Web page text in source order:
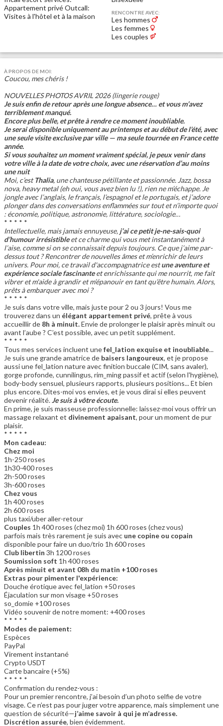
Appartement privéOutcall:
Visites à l'hôtel et à la maison
RENCONTRE AVEC:
Les hommes
Les femmes
Les couples
À PROPOS DE MOI:
Coucou, mes chéris !
NOUVELLES PHOTOS AVRIL 2026 (lingerierouge)
Je suis enfin de retour après une longue absence… et vous m’avez
terriblement manqué.
Encore plus belle, et prête à rendre ce moment inoubliable.
Je serai disponible uniquement au printemps et au début de l’été, avec
une seule visite exclusive par ville — ma seule tournée en France cette
année.
Si vous souhaitez un moment vraiment spécial, je peux venir dans
votre ville à la date de votre choix, avec une réservation d’au moins
une nuit
Moi, c’estThalia, une chanteuse pétillante et passionnée. Jazz, bossa
nova, heavy metal (eh oui, vous avez bien lu !), rien ne m’échappe. Je
jongle avec l’anglais, le français, l’espagnol et le portugais, et j’adore
plonger dans des conversations enflammées sur tout et n’importe quoi
: économie, politique, astronomie, littérature, sociologie…
* * * * *
Intellectuelle, mais jamais ennuyeuse, j’ai ce petit je-ne-sais-quoi
d’humour irrésistibleet ce charme qui vous met instantanément à
l’aise, comme si on se connaissait depuis toujours. Ce que j’aime par-
dessus tout ? Rencontrer de nouvelles âmes et m’enrichir de leurs
univers. Pour moi, ce travail d'accompagnatrice estune aventure et
expérience sociale fascinanteet enrichissante qui me nourrit, me fait
vibrer et m'aide à grandir et m’épanouir en tant qu’être humain. Alors,
prêts à embarquer avec moi ?
* * * * *
Je suis dans votre ville, mais juste pour 2 ou 3 jours! Vous me
trouverez dans un élégant appartement privé, prête à vous
accueillir de 8h à minuit.Envie de prolonger le plaisir après minuit ou
avant l’aube ? C’est possible, avec un petit supplément.
* * * * *
Tous mes services incluent unefel_lation exquise et inoubliable...
Je suis une grande amatrice de baisers langoureux, et je propose
aussi une fel_lation nature avec finition buccale (CIM, sans avaler),
gorge profonde, cunnilingus, rim_ming passif et actif (selon l'hygiène),
body-body sensuel, plusieurs rapports, plusieurs positions... Et bien
plus encore. Dites-moi vos envies, et je vous dirai si elles peuvent
devenir réalité.Je suis à vôtre écoute.
En prime, je suis masseuse professionnelle: laissez-moi vous offrir un
massage relaxant et divinement apaisant, pour un moment de pur
plaisir.
* * * * *
Mon cadeau:
Chez moi
1h-250 roses
1h30-400 roses
2h-500 roses
3h-600 roses
Chez vous
1h 400 roses
2h 600 roses
plus taxi/uber aller-retour
Couples 1h 400 roses (chez moi) 1h 600 roses (chez vous)
parfois mais très rarement je suis avec une copine ou copain
disponible pour faire un duo/trio 1h 600 roses
Club libertin 3h 1200 roses
Soumission soft 1h 400 roses
Après minuit et avant 08h du matin +100 roses
Extras pour pimenter l'expérience:
Douche érotique avec fel_lation +50 roses
Éjaculation sur mon visage +50 roses
so_domie +100 roses
Vidéo souvenir de notre moment: +400 roses
* * * * *
Modes de paiement:
Espèces
PayPal
Virement instantané
Crypto USDT
Carte bancaire (+5%)
* * * * *
Confirmation du rendez-vous :
Pour un premier rencontre, j’ai besoin d’un photo selfie de votre
visage. Ce n’est pas pour juger votre apparence, mais simplement une
question de sécurité—j’aime savoir à qui je m’adresse.
Discrétion assurée, bien évidemment.